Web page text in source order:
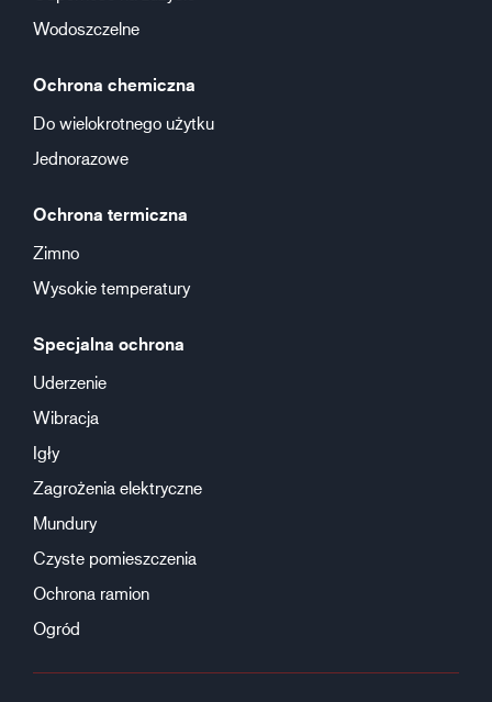
Wodoszczelne
Ochrona chemiczna
Do wielokrotnego użytku
Jednorazowe
Ochrona termiczna
Zimno
Wysokie temperatury
Specjalna ochrona
Uderzenie
Wibracja
Igły
Zagrożenia elektryczne
Mundury
Czyste pomieszczenia
Ochrona ramion
Ogród